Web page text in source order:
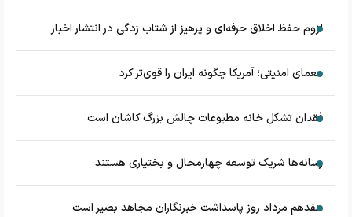
لزوم حفظ اخلاق حرفه‌ای و پرهیز از شتاب زدگی در انتشار اخبار
معمای امنیتی؛ آمریکا چگونه ایران را قوی‌تر کرد
فقدان تشکل خانه مطبوعات چالش بزرگ کاشان است
رسانه‌ها شریک توسعه چهارمحال و بختیاری هستند
هفدهم مرداد روز پاسداشت خبرنگاران مجاهد بصیر است